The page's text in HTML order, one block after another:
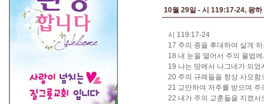
10월 29일 - 시 119:17-24, 왕
시 119:17-24
17 주의 종을 후대하여 살게
18 내 눈을 열어서 주의 율법
19 나는 땅에서 나그네가 되
20 주의 규례들을 항상 사모
21 교만하여 저주를 받으며
22 내가 주의 교훈들을 지켰